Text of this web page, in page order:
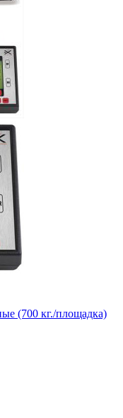
(700 кг./площадка)